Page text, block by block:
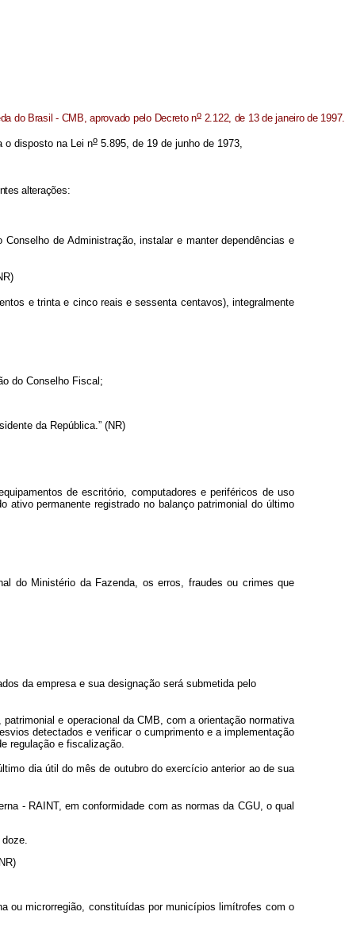
do Brasil - CMB, aprovado pelo Decreto no2.122, de 13 de janeiro de 1997.
o disposto na Lei no5.895, de 19 de junho de 1973,
alterações:
de Administração, instalar e manter dependências e
e trinta e cinco reais e sessenta centavos), integralmente
do Conselho Fiscal;
da República.” (NR)
de escritório, computadores e periféricos de uso
permanente registrado no balanço patrimonial do último
do Ministério da Fazenda, os erros, fraudes ou crimes que
da empresa e sua designação será submetida pelo
e operacional da CMB, com a orientação normativa
detectados e verificar o cumprimento e a implementação
regulação e fiscalização.
dia útil do mês de outubro do exercício anterior ao de sua
- RAINT, em conformidade com as normas da CGU, o qual
ou microrregião, constituídas por municípios limítrofes com o